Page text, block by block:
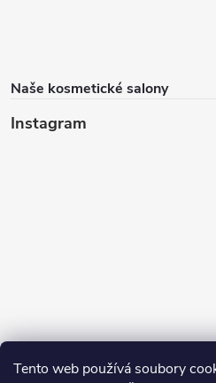
Tento web používá soubory
Naše kosmetické salony
Instagram